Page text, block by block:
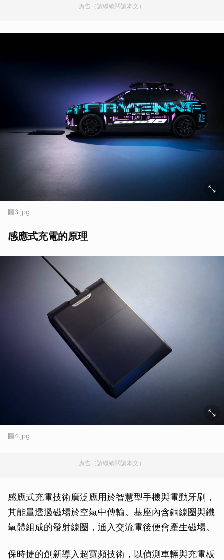
廣告（請繼續閱讀本文）
圖3.jpg
感應式充電的原理
圖4.jpg
廣告（請繼續閱讀本文）
感應式充電技術廣泛應用於智慧型手機與電動牙刷，
其能量透過磁場於空氣中傳輸。基座內含銅線圈與鐵
氧體組成的發射線圈，通入交流電後便會產生磁場。
保時捷的創新導入超寬頻技術，以偵測車輛與充電板